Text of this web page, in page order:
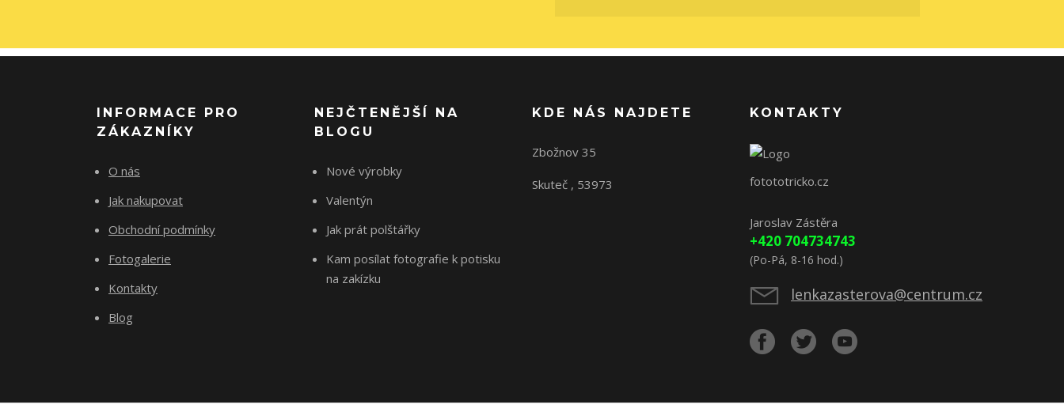
INFORMACE PRO
ZÁKAZNÍKY
O nás
Jak nakupovat
Obchodní podmínky
Fotogalerie
Kontakty
Blog
NEJČTENĚJŠÍ NA
BLOGU
Nové výrobky
Valentýn
Jak prát polštářky
Kam posílat fotografie k potisku
na zakízku
KDE NÁS NAJDETE
Zbožnov 35
Skuteč , 53973
KONTAKTY
fotototricko.cz
Jaroslav Zástěra
+420 704734743
(Po-Pá, 8-16 hod.)
lenkazasterova@centrum.cz